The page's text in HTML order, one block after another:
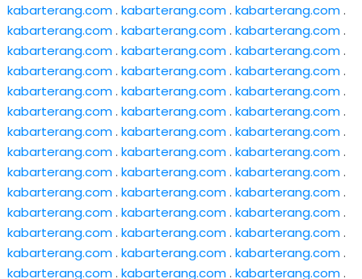
kabarterang.com. kabarterang.com. kabarterang.com.
kabarterang.com. kabarterang.com. kabarterang.com.
kabarterang.com. kabarterang.com. kabarterang.com.
kabarterang.com. kabarterang.com. kabarterang.com.
kabarterang.com. kabarterang.com. kabarterang.com.
kabarterang.com. kabarterang.com. kabarterang.com.
kabarterang.com. kabarterang.com. kabarterang.com.
kabarterang.com. kabarterang.com. kabarterang.com.
kabarterang.com. kabarterang.com. kabarterang.com.
kabarterang.com. kabarterang.com. kabarterang.com.
kabarterang.com. kabarterang.com. kabarterang.com.
kabarterang.com. kabarterang.com. kabarterang.com.
kabarterang.com. kabarterang.com. kabarterang.com.
kabarterang.com. kabarterang.com. kabarterang.com.